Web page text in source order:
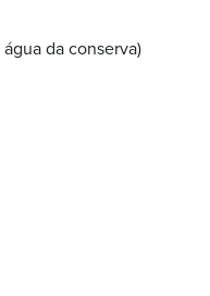
da conserva)